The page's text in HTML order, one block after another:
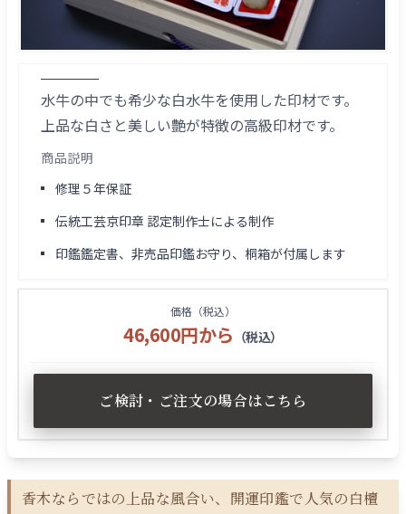
水牛の中でも希少な白水牛を使用した印材です。
上品な白さと美しい艶が特徴の高級印材です。
商品説明
修理５年保証
伝統工芸京印章 認定制作士による制作
印鑑鑑定書、非売品印鑑お守り、桐箱が付属します
価格（税込）
46,600円から （税込）
ご検討・ご注文の場合はこちら
香木ならではの上品な風合い、開運印鑑で人気の白檀